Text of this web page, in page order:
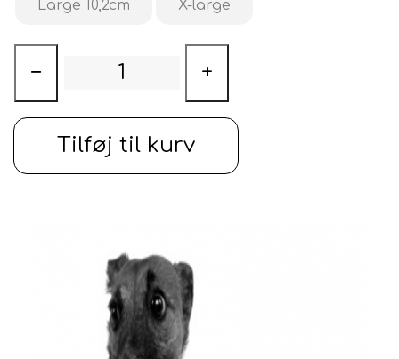
Indhold:
Large 10,2cm X-large
− +
Tilføj til kurv